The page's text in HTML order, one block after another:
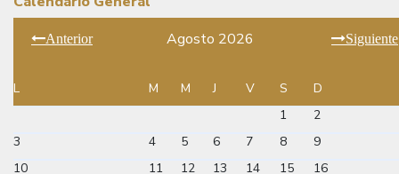
Anterior Agosto 2026 Siguiente
L M M J V S
D
1
2
3
4 5 6 7 8
9
10
11 12 13 14 15
16